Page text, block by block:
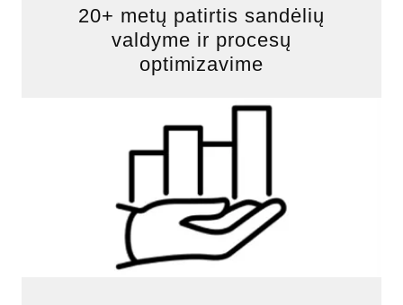
20+ metų patirtis sandėlių
valdyme ir procesų
optimizavime